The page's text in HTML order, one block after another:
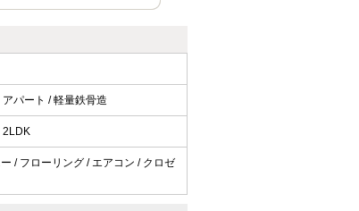
アパート / 軽量鉄骨造
2LDK
/ フローリング / エアコン / クロゼ